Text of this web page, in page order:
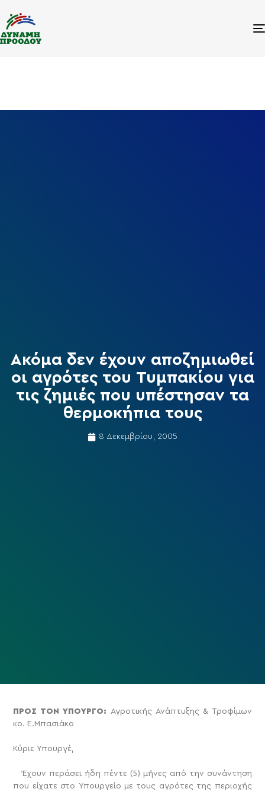
Ακόμα δεν έχουν αποζημιωθεί
οι αγρότες του Τυμπακίου για
τις ζημιές που υπέστησαν τα
θερμοκήπια τους
8 Δεκεμβρίου, 2005
ΠΡΟΣ ΤΟΝ ΥΠΟΥΡΓΟ: Αγροτικής Ανάπτυξης & Τροφίμων
κο. Ε.Μπασιάκο
Κύριε Υπουργέ,
Έχουν περάσει ήδη πέντε (5) μήνες από την συνάντηση
που είχατε στο Υπουργείο με τους αγρότες της περιοχής